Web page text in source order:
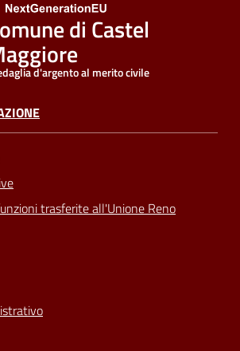
di Castel
d'argento al merito civile
trasferite all'Unione Reno